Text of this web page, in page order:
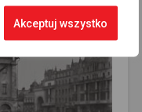
Akceptuj wszystko